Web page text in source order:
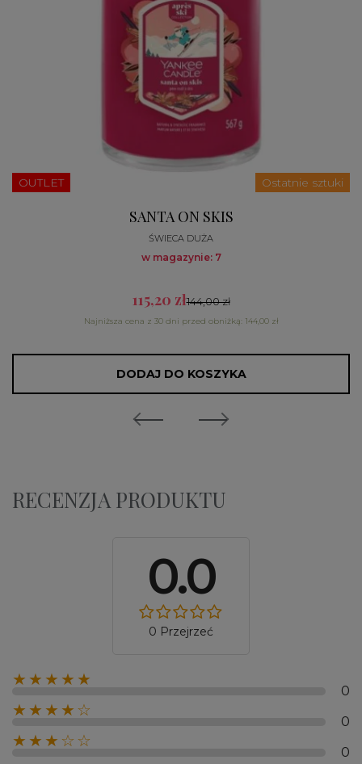
OUTLET Ostatnie sztuki
SANTA ON SKIS
ŚWIECA DUŻA
w magazynie: 7
115,20 zł144,00 zł
Najniższa cena z 30 dni przed obniżką: 144,00 zł
DODAJ DO KOSZYKA
RECENZJA PRODUKTU
0.0
0 Przejrzeć
★★★★★
0
★★★★☆
0
★★★☆☆
0